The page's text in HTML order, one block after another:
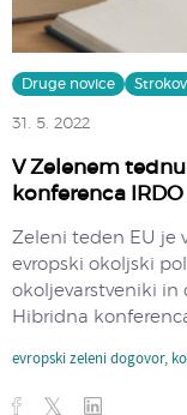
Druge novice
31. 5. 2022
V Zelenem
konferenca IRDO
Zeleni teden EU je
evropski okoljski
okoljevarstveniki in
Hibridna
evropski zeleni dogovor,